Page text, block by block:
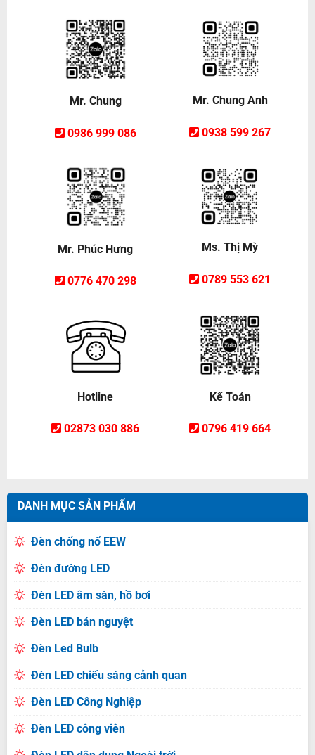
Mr. Chung
0986 999 086
Mr. Chung Anh
0938 599 267
Mr. Phúc Hưng
0776 470 298
Ms. Thị Mỳ
0789 553 621
Hotline
02873 030 886
Kế Toán
0796 419 664
DANH MỤC SẢN PHẨM
Đèn chống nổ EEW
Đèn đường LED
Đèn LED âm sàn, hồ bơi
Đèn LED bán nguyệt
Đèn Led Bulb
Đèn LED chiếu sáng cảnh quan
Đèn LED Công Nghiệp
Đèn LED công viên